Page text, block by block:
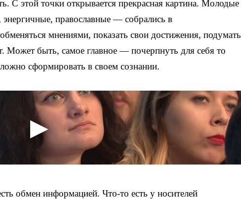
С этой точки открывается прекрасная картина. Молодые
православные — собрались в
мнениями, показать свои достижения, подумать
Может быть, самое главное — почерпнуть для себя то
сформировать в своем сознании.
обмен информацией. Что-то есть у носителей